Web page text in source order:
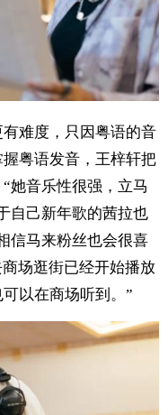
难度，只因粤语的音
粤语发音，王梓轩把
她音乐性很强，立马
自己新年歌的茜拉也
信马来粉丝也会很喜
场逛街已经开始播放
以在商场听到。”